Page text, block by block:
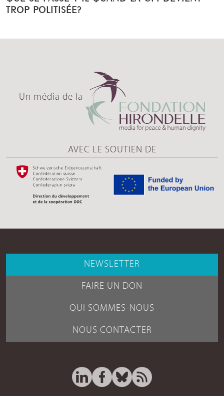
TROP POLITISÉE?
Un média de la
AVEC LE SOUTIEN DE
NEWSLETTER
FAIRE UN DON
QUI SOMMES-NOUS
NOUS CONTACTER